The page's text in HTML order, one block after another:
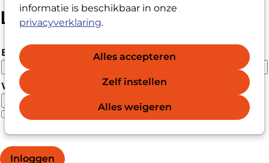
informatie is beschikbaar in onze
privacyverklaring.
Alles accepteren
Zelf instellen
Alles weigeren
Login
E-mailadres
Wachtwoord
Wachtwoord weergeven
Wachtwoord vergeten?
Inloggen